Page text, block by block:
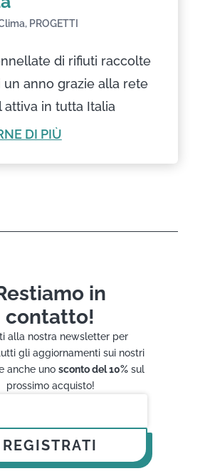
, PROGETTI
di rifiuti raccolte
un anno grazie alla rete
attiva in tutta Italia
DI PIÙ
in
contatto!
alla nostra newsletter per
gli aggiornamenti sui nostri
anche uno sconto del 10%sul
prossimo acquisto!
REGISTRATI